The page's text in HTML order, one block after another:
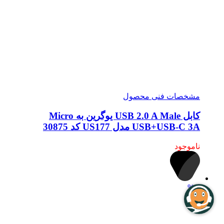
مشخصات فنی محصول
کابل USB 2.0 A Male یوگرین به Micro
USB+USB-C 3A مدل US177 کد 30875
ناموجود
4
%
OFF